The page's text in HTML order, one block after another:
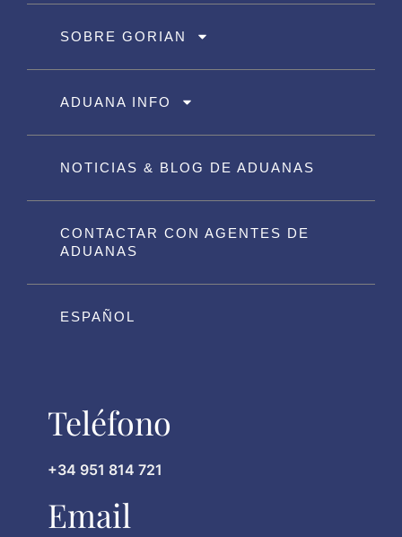
SOBRE GORIAN
ADUANA INFO
NOTICIAS & BLOG DE ADUANAS
CONTACTAR CON AGENTES DE
ADUANAS
ESPAÑOL
Teléfono
+34 951 814 721
Email